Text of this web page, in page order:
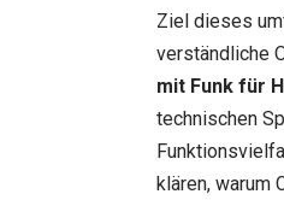
Ziel dieses
verständliche
mit Funk für
technischen
klären, warum